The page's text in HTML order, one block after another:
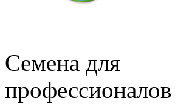
Семена для
профессионалов